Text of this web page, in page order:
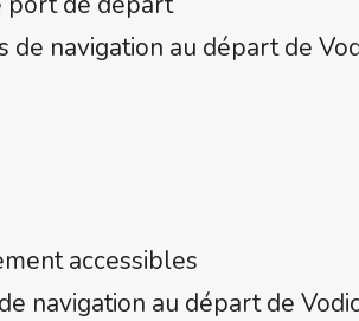
de navigation au départ de
accessibles
navigation au départ de